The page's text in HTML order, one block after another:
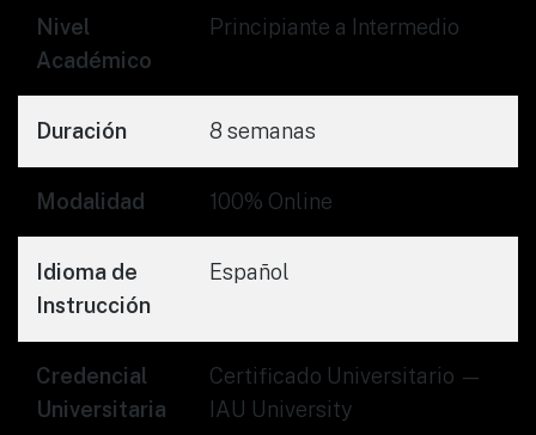
Nivel
Académico
Principiante a Intermedio
Duración 8 semanas
Modalidad 100% Online
Idioma de
Instrucción
Español
Credencial
Universitaria
Certificado Universitario —
IAU University